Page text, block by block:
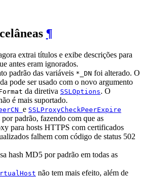
¶
extrai títulos e exibe descrições para
antes eram ignorados.
padrão das variáveis *_DN foi alterado. O
pode ser usado com o novo argumento
da diretiva SSLOptions. O
é mais suportado.
e SSLProxyCheckPeerExpire
por padrão, fazendo com que as
para hosts HTTPS com certificados
falhem com código de status 502
hash MD5 por padrão em todas as
não tem mais efeito, além de